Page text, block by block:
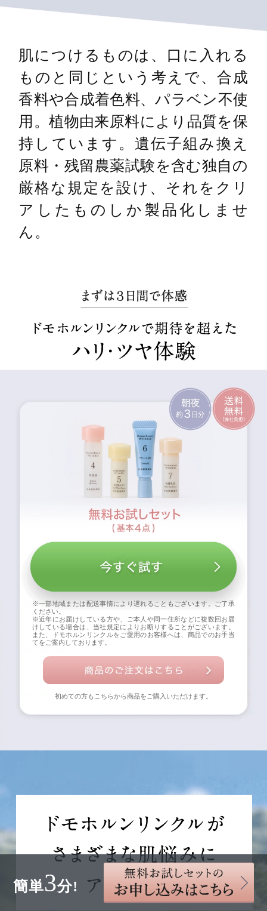
肌につけるものは、口に入れる
ものと同じという考えで、合成
香料や合成着色料、パラベン不使
用。植物由来原料により品質を保
持しています。遺伝子組み換え
原料・残留農薬試験を含む独自の
厳格な規定を設け、それをクリ
アしたものしか製品化しませ
ん。
※一部地域または配送事情により遅れることもございます。ご了承
ください。
※近年にお届けしている方や、ご本人や同一住所などに複数回お届
けしている場合は、当社規定によりお断りすることがございます。
また、ドモホルンリンクルをご愛用のお客様へは、商品でのお手当
てをご案内しております。
初めての方もこちらから商品をご購入いただけます。
簡単3分!